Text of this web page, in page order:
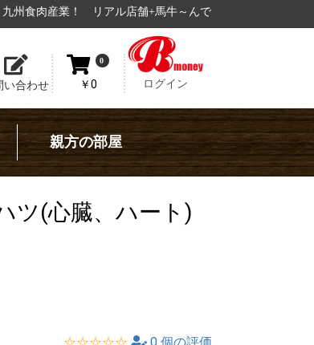
馬牛～んでも使用できる、電子マネー【Bmoney】
い合わせ
0
￥0 ログイン
親方の部屋
ツ(心臓、ハート)